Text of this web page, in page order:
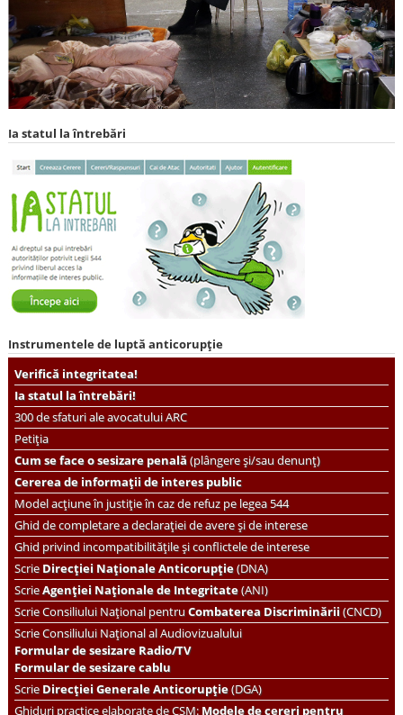
Ia statul la întrebări
Instrumentele de luptă anticorupție
Verifică integritatea!
Ia statul la întrebări!
300 de sfaturi ale avocatului ARC
Petiția
Cum se face o sesizare penală(plângere și/sau denunț)
Cererea de informații de interes public
Model acțiune în justiție în caz de refuz pe legea 544
Ghid de completare a declarației de avere și de interese
Ghid privind incompatibilitățile și conflictele de interese
ScrieDirecției Naționale Anticorupție(DNA)
ScrieAgenției Naționale de Integritate(ANI)
ScrieConsiliului Național pentruCombaterea Discriminării(CNCD)
Scrie Consiliului Național al Audiovizualului
Formular de sesizare Radio/TV
Formular de sesizare cablu
ScrieDirecției Generale Anticorupție(DGA)
Ghiduri practice elaborate de CSM: Modele de cereri pentru